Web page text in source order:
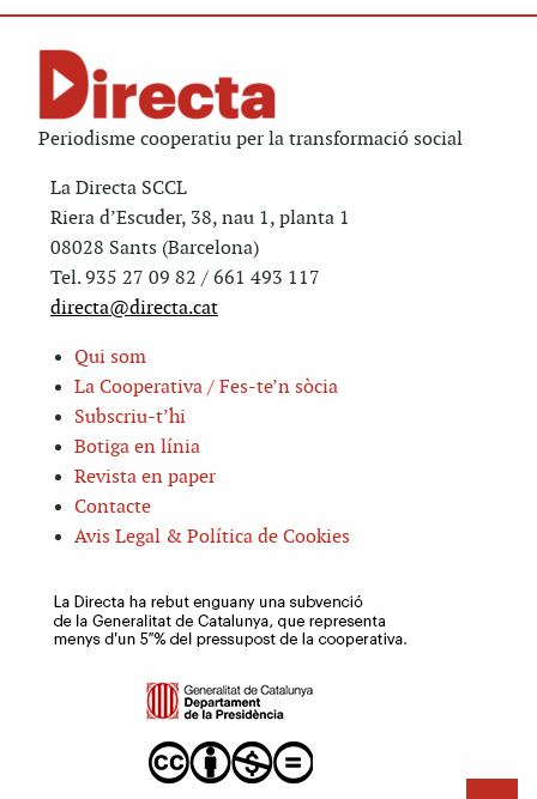
Periodisme cooperatiu per la transformació social
La Directa SCCL
Riera d’Escuder, 38, nau 1, planta 1
08028 Sants (Barcelona)
Tel. 935 27 09 82 / 661 493 117
directa@directa.cat
Qui som
La Cooperativa / Fes-te’n sòcia
Subscriu-t’hi
Botiga en línia
Revista en paper
Contacte
Avis Legal & Política de Cookies